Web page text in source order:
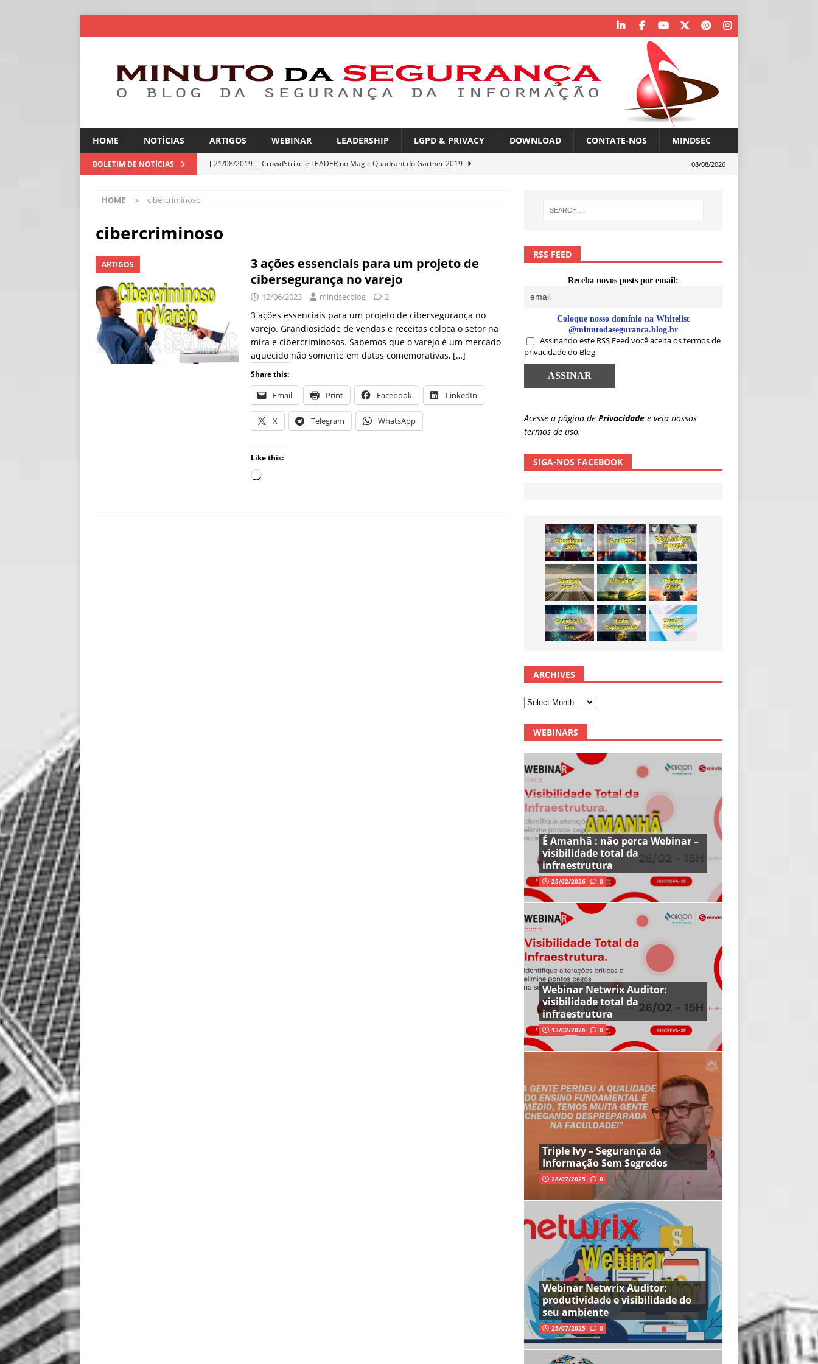
HOME NOTÍCIAS ARTIGOS WEBINAR LEADERSHIP LGPD & PRIVACY DOWNLOAD CONTATE-NOS MINDSEC
BOLETIM DE NOTÍCIAS [ 21/08/2019 ] CrowdStrike é LEADER no Magic Quadrant do Gartner 2019
NOTÍCIAS
[ 06/08/2026 ]
Falsas promessas de emprego na Meta, Disney, Coca-Cola e Spotify
[ 06/08/2026 ] Sem guardrails, a autonomia da IA se torna um risco
NOTÍCIAS
[ 06/08/2026 ]
IA eleva taxa de sucesso de phishing para 54% NOTÍCIAS
08/08/2026
HOME cibercriminoso
cibercriminoso
ARTIGOS
3 ações essenciais para um projeto de
cibersegurança no varejo
12/06/2023 mindsecblog 2
3 ações essenciais para um projeto de cibersegurança no
varejo. Grandiosidade de vendas e receitas coloca o setor na
mira e cibercriminosos. Sabemos que o varejo é um mercado
aquecido não somente em datas comemorativas, […]
Share this:
Email Print Facebook LinkedIn
X Telegram WhatsApp
Like this:
RSS FEED
Receba novos posts por email:
Coloque nosso domínio na Whitelist
@minutodaseguranca.blog.br
Assinando este RSS Feed você aceita os termos de
privacidade do Blog
Acesse a página de Privacidade e veja nossos
termos de uso.
SIGA-NOS FACEBOOK
ARCHIVES
WEBINARS
É Amanhã : não perca Webinar –
visibilidade total da
infraestrutura
25/02/2026 0
Webinar Netwrix Auditor:
visibilidade total da
infraestrutura
13/02/2026 0
Triple Ivy – Segurança da
Informação Sem Segredos
28/07/2025 0
Webinar Netwrix Auditor:
produtividade e visibilidade do
seu ambiente
25/07/2025 0